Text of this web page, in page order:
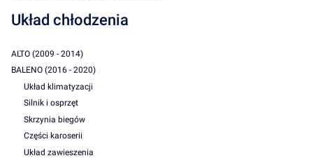
Układ chłodzenia
ALTO (2009 - 2014)
BALENO (2016 - 2020)
Układ klimatyzacji
Silnik i osprzęt
Skrzynia biegów
Części karoserii
Układ zawieszenia